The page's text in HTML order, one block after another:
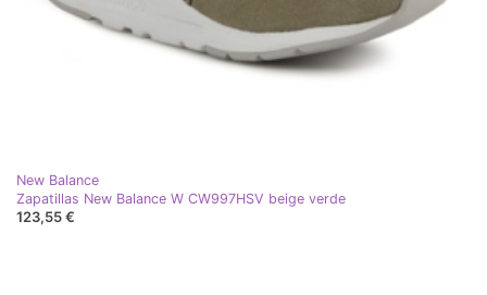
New Balance
Zapatillas New Balance W CW997HSV beige verde
123,55 €